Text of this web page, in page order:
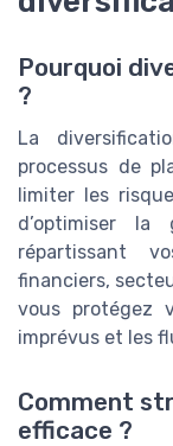
Pourquoi
?
La
processus de
limiter les
d’optimiser
répartissant
financiers,
vous protégez
imprévus et les
Comment
efficace ?